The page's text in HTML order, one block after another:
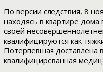
По версии следствия, 8
находясь в квартире
своей
квалифицируются как
Потерпевшая доставлена
квалифицированная